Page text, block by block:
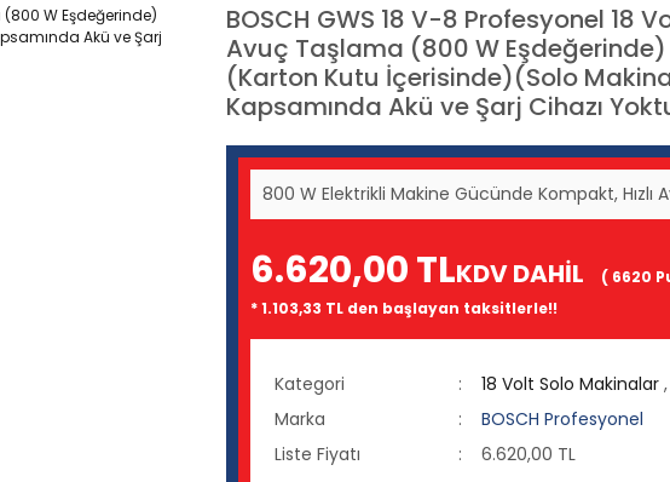
BOSCH GWS 18 V-8 Profesyonel 18
Avuç Taşlama (800 W
(Karton Kutu İçerisinde)(Solo
Kapsamında Akü ve Şarj Cihazı
800 W Elektrikli Makine Gücünde Kompakt, Hızlı
6.620,00 TLKDV DAHİL
( 6620
* 1.103,33 TL den başlayan taksitlerle!!
Kategori 18 Volt Solo Makinalar ,
Marka
BOSCH Profesyonel
Liste Fiyatı
6.620,00 TL